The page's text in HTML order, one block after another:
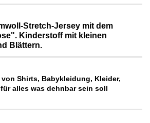
Stretch-Jersey mit dem
Kinderstoff mit kleinen
Blättern.
Shirts, Babykleidung, Kleider,
alles was dehnbar sein soll